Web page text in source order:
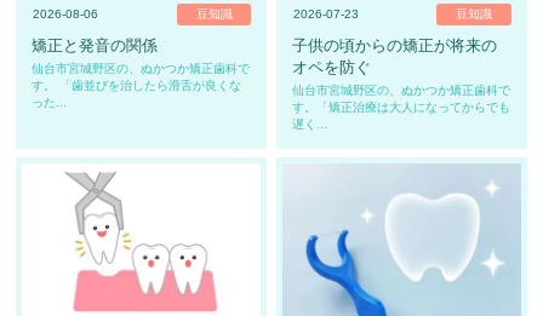
2026-08-06 豆知識
矯正と発音の関係
仙台市宮城野区の、ぬかつか矯正歯科で
す。 「歯並びを治したら滑舌が良くな
った...
2026-07-23 豆知識
子供の頃からの矯正が将来の
オペを防ぐ
仙台市宮城野区の、ぬかつか矯正歯科で
す。「矯正治療は大人になってからでも
遅く...